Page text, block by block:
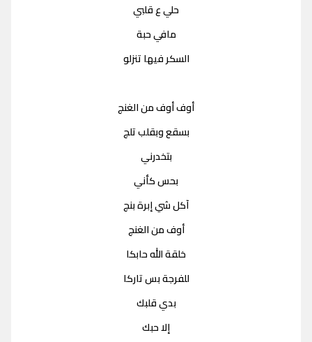
حلي ع قلبي
مافي حبة
السكر فيها تنزلو
أوف أوف من الغنج
بسقع وبقلب تلج
بتخدرني
بحس كأني
آكل شي إبرة بنج
أوف من الغنج
خلقة الله حابكا
للفرجة بس تاركا
بدي قلبك
إلا حبك